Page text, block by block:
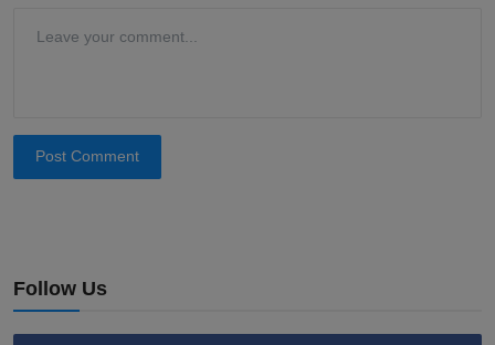
Post Comment
Follow Us